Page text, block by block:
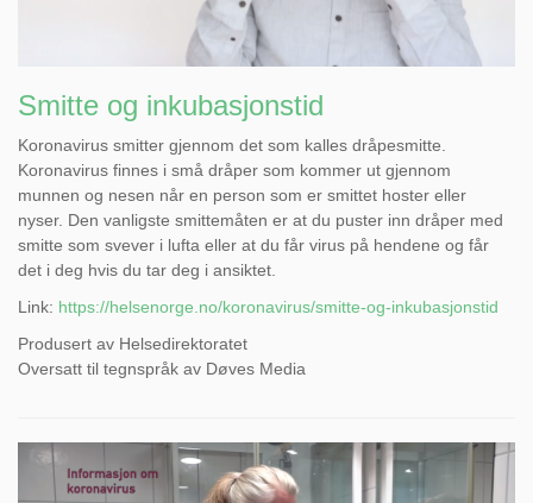
Smitte og inkubasjonstid
Koronavirus smitter gjennom det som kalles dråpesmitte.
Koronavirus finnes i små dråper som kommer ut gjennom
munnen og nesen når en person som er smittet hoster eller
nyser. Den vanligste smittemåten er at du puster inn dråper med
smitte som svever i lufta eller at du får virus på hendene og får
det i deg hvis du tar deg i ansiktet.
Link: https://helsenorge.no/koronavirus/smitte-og-inkubasjonstid
Produsert av Helsedirektoratet
Oversatt til tegnspråk av Døves Media